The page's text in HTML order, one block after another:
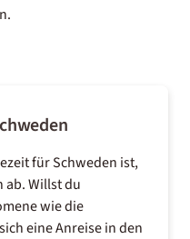
für Schweden ist,
ab. Willst du
wie die
eine Anreise in den